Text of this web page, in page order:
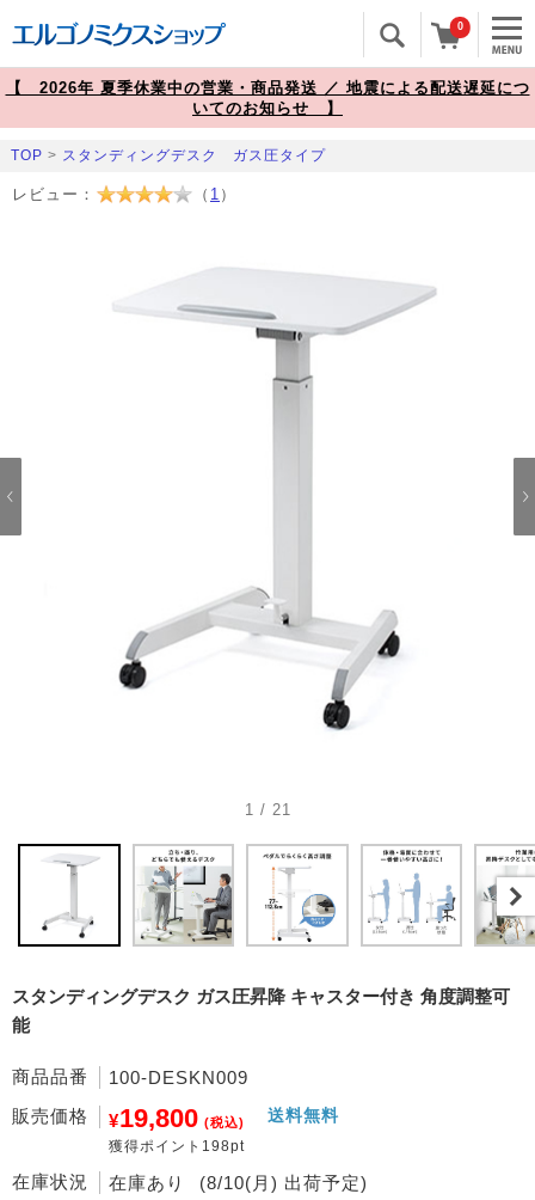
0
【 2026年 夏季休業中の営業・商品発送 ／ 地震による配送遅延につ
いてのお知らせ 】
TOP > スタンディングデスク ガス圧タイプ
レビュー： （ 1 ）
1 / 21
スタンディングデスク ガス圧昇降 キャスター付き 角度調整可
能
商品品番
100-DESKN009
販売価格
¥19,800 (税込)
獲得ポイント198pt
送料無料
在庫状況 在庫あり (8/10(月) 出荷予定)